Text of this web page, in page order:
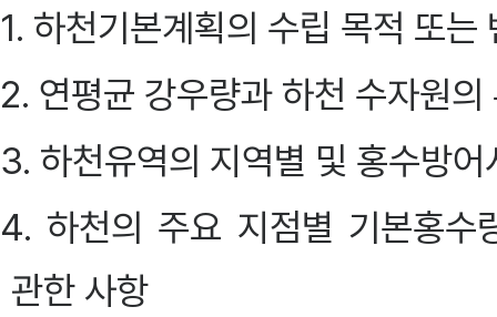
1. 하천기본계획의 수립 목적 또는
2. 연평균 강우량과 하천 수자원
3. 하천유역의 지역별 및 홍수방
4. 하천의 주요 지점별 기본홍수
관한 사항